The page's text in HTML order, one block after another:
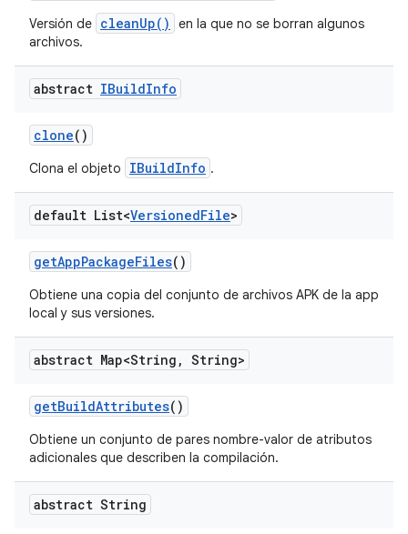
Versión de cleanUp()
en la que no se borran algunos
archivos.
abstract IBuildInfo
clone()
Clona el objeto IBuildInfo .
default List<VersionedFile>
getAppPackageFiles()
Obtiene una copia del conjunto de archivos APK de la app
local y sus versiones.
abstract Map<String , String>
getBuildAttributes()
Obtiene un conjunto de pares nombre-valor de atributos
adicionales que describen la compilación.
abstract String